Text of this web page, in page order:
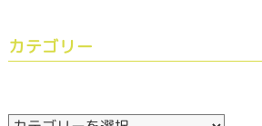
カテゴリー